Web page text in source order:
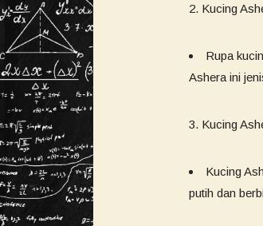
Kucing
Rupa
Ashera ini
Kucing
Kucing
putih dan